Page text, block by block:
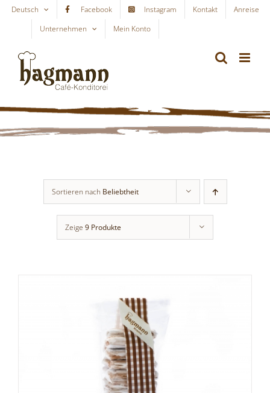
Skip
content
Deutsch Facebook Instagram Kontakt
Anreise
Unternehmen
Mein Konto
Sortieren nach Beliebtheit
Zeige 9 Produkte